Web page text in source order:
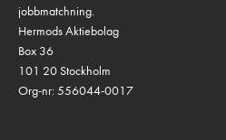
jobbmatchning.
Hermods Aktiebolag
Box 36
101 20 Stockholm
Org-nr: 556044-0017